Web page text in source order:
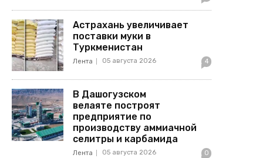
Астрахань увеличивает
поставки муки в
Туркменистан
Лента 05 августа 2026 4
В Дашогузском
велаяте построят
предприятие по
производству аммиачной
селитры и карбамида
Лента 05 августа 2026 0